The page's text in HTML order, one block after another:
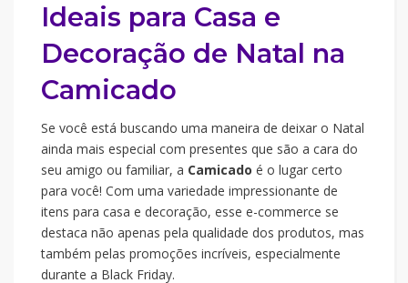
Ideais para Casa e
Decoração de Natal na
Camicado
Se você está buscando uma maneira de deixar o Natal
ainda mais especial com presentes que são a cara do
seu amigo ou familiar, a Camicado é o lugar certo
para você! Com uma variedade impressionante de
itens para casa e decoração, esse e-commerce se
destaca não apenas pela qualidade dos produtos, mas
também pelas promoções incríveis, especialmente
durante a Black Friday.